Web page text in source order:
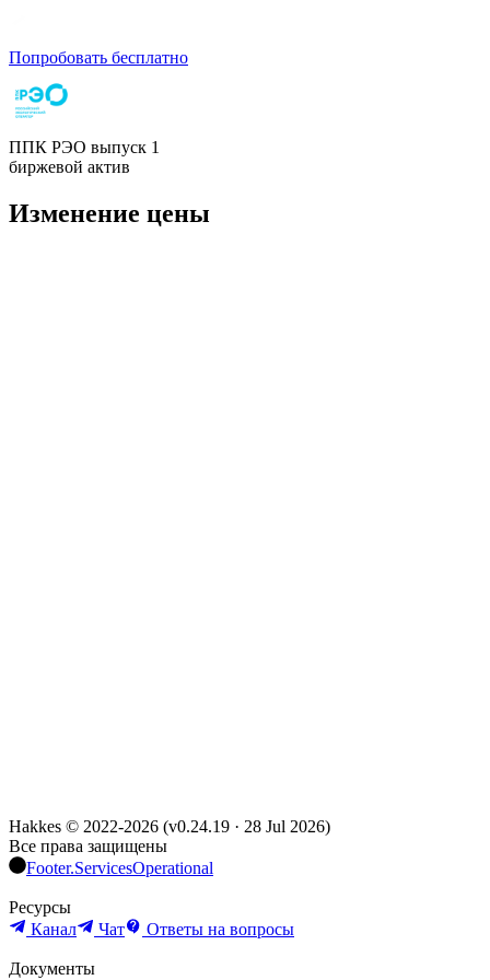
Попробовать бесплатно
ППК РЭО выпуск 1
биржевой актив
Изменение цены
Hakkes © 2022-2026 (v0.24.19 · 28 Jul 2026)
Все права защищены
Footer.ServicesOperational
Ресурсы
Канал
Чат Ответы на вопросы
Документы